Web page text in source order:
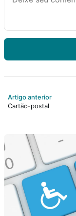
Artigo anterior
Cartão-postal